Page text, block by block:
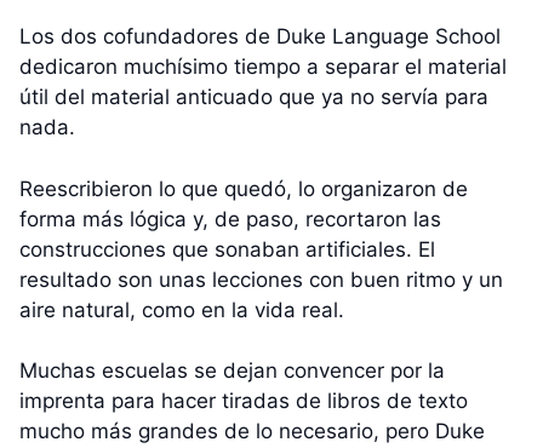
Los dos cofundadores de Duke Language School
dedicaron muchísimo tiempo a separar el material
útil del material anticuado que ya no servía para
nada.
Reescribieron lo que quedó, lo organizaron de
forma más lógica y, de paso, recortaron las
construcciones que sonaban artificiales. El
resultado son unas lecciones con buen ritmo y un
aire natural, como en la vida real.
Muchas escuelas se dejan convencer por la
imprenta para hacer tiradas de libros de texto
mucho más grandes de lo necesario, pero Duke